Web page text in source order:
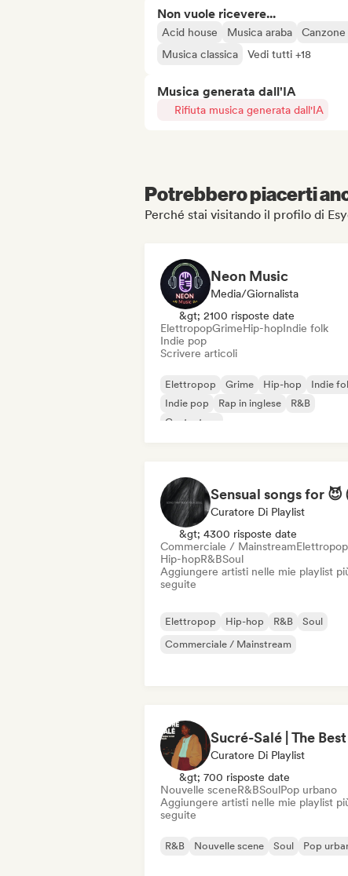
Non vuole ricevere...
Acid house Musica araba Canzone
Musica classica
Vedi tutti +18
Musica generata dall'IA
Rifiuta musica generata dall'IA
Potrebbero piacerti
Perché stai visitando il profilo di
Neon Music
Media/Giornalista
&gt; 2100 risposte date
ElettropopGrimeHip-hopIndie folk
Indie pop
Scrivere articoli
Elettropop Grime Hip-hop
Indie
Indie pop
Rap in inglese
R&B
Cantautore
Curatore Di Playlist
&gt; 4300 risposte date
Commerciale / MainstreamElettropop
Hip-hopR&BSoul
Aggiungere artisti nelle mie playlist
seguite
Elettropop Hip-hop R&B
Soul
Commerciale / Mainstream
Curatore Di Playlist
&gt; 700 risposte date
Nouvelle sceneR&BSoulPop urbano
Aggiungere artisti nelle mie playlist
seguite
R&B Nouvelle scene Soul Pop